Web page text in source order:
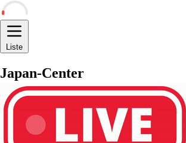
12
Liste
Japan-Center